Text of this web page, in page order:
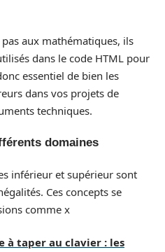
aux mathématiques, ils
dans le code HTML pour
essentiel de bien les
dans vos projets de
techniques.
domaines
inférieur et supérieur sont
Ces concepts se
comme x
à taper au clavier : les